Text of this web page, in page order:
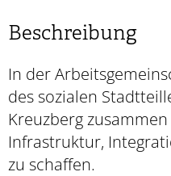
Beschreibung
In der
des sozialen
Kreuzberg
Infrastruktur,
zu schaffen.